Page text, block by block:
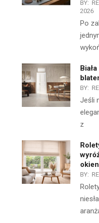
BY:
2026
Po
BY:
Jeśli
z
BY: